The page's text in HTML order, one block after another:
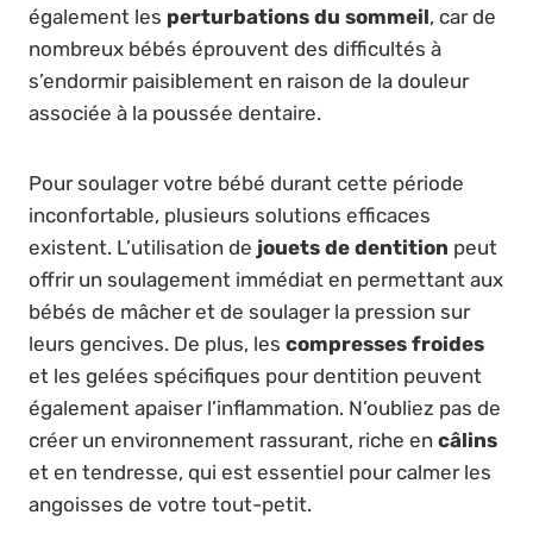
également les perturbations du sommeil, car de
nombreux bébés éprouvent des difficultés à
s’endormir paisiblement en raison de la douleur
associée à la poussée dentaire.
Pour soulager votre bébé durant cette période
inconfortable, plusieurs solutions efficaces
existent. L’utilisation de jouets de dentition peut
offrir un soulagement immédiat en permettant aux
bébés de mâcher et de soulager la pression sur
leurs gencives. De plus, les compresses froides
et les gelées spécifiques pour dentition peuvent
également apaiser l’inflammation. N’oubliez pas de
créer un environnement rassurant, riche en câlins
et en tendresse, qui est essentiel pour calmer les
angoisses de votre tout-petit.